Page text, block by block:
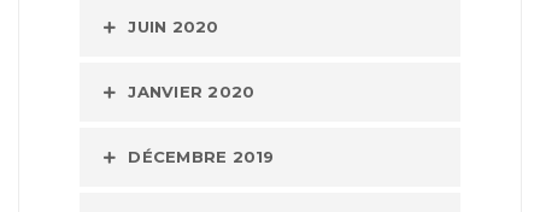
JUIN 2020
JANVIER 2020
DÉCEMBRE 2019